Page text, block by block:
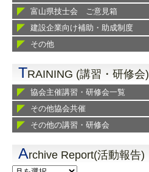
富山県技士会 ご意見箱
建設企業向け補助・助成制度
その他
TRAINING (講習・研修会)
協会主催講習・研修会一覧
その他協会共催
その他の講習・研修会
Archive Report(活動報告)